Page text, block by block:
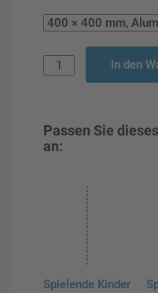
In den
Passen Sie
an:
Spielende Kinder